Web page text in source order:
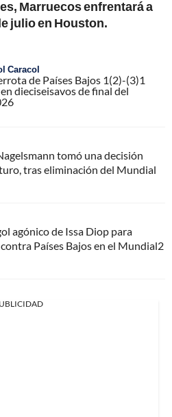
Marruecos enfrentará a
julio en Houston.
Caracol
de Países Bajos 1(2)-(3)1
dieciseisavos de final del
tomó una decisión
tras eliminación del Mundial
agónico de Issa Diop para
Países Bajos en el Mundial2